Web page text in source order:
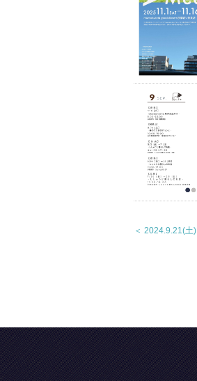
＜ 2024.9.21(